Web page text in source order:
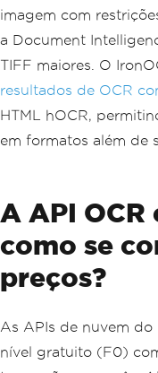
imagem com
a Document
TIFF maiores. O
resultados de OCR
HTML hOCR,
em formatos além de
A API
como se
preços?
As APIs de nuvem
nível gratuito (F0)